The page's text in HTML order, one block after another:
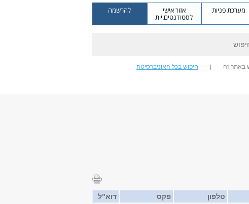
מערכת פניות אזור אישי
לסטודנטים.יות
להרשמה
באתר זה חיפוש בכל האוניברסיטה
טלפון פקס
דוא"ל